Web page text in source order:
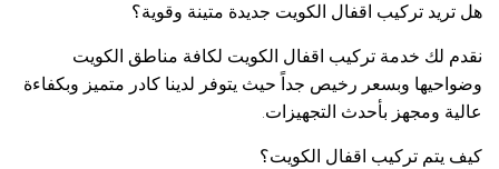
هل تريد تركيب اقفال الكويت جديدة متينة وقوية؟
نقدم لك خدمة تركيب اقفال الكويت لكافة مناطق الكويت
وضواحيها وبسعر رخيص جداً حيث يتوفر لدينا كادر متميز وبكفاءة
عالية ومجهز بأحدث التجهيزات.
كيف يتم تركيب اقفال الكويت؟